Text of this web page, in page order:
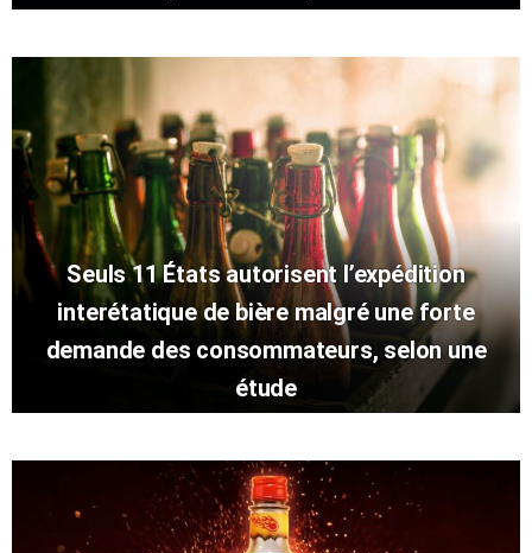
Seuls 11 États autorisent l’expédition
interétatique de bière malgré une forte
demande des consommateurs, selon une
étude